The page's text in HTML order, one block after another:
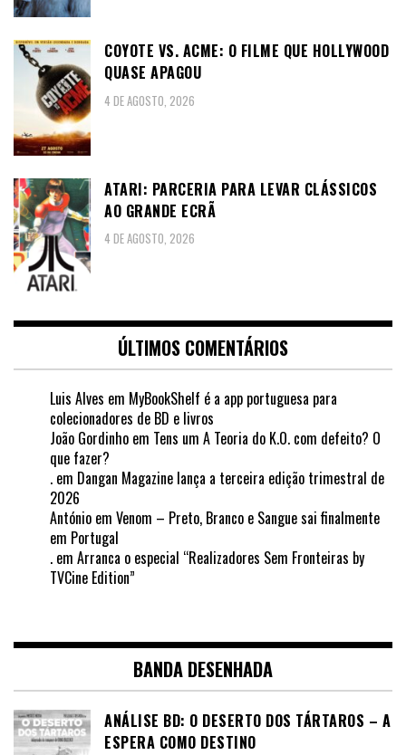
COYOTE VS. ACME: O FILME QUE HOLLYWOOD
QUASE APAGOU
4 DE AGOSTO, 2026
ATARI: PARCERIA PARA LEVAR CLÁSSICOS
AO GRANDE ECRÃ
4 DE AGOSTO, 2026
ÚLTIMOS COMENTÁRIOS
Luis Alves em MyBookShelf é a app portuguesa para
colecionadores de BD e livros
João Gordinho em Tens um A Teoria do K.O. com defeito? O
que fazer?
. em Dangan Magazine lança a terceira edição trimestral de
2026
António em Venom – Preto, Branco e Sangue sai finalmente
em Portugal
. em Arranca o especial “Realizadores Sem Fronteiras by
TVCine Edition”
BANDA DESENHADA
ANÁLISE BD: O DESERTO DOS TÁRTAROS – A
ESPERA COMO DESTINO